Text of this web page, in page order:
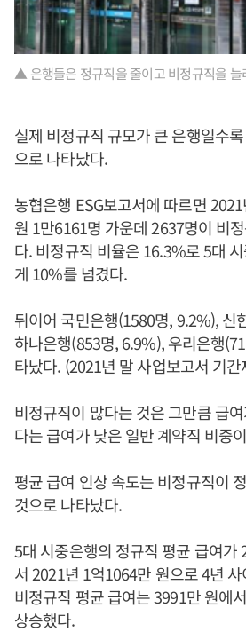
▲ 은행들은 정규직을 줄이고 비정규직을 늘
실제 비정규직 규모가 큰 은행일수
으로 나타났다.
농협은행 ESG보고서에 따르면
원 1만6161명 가운데 2637명이 비
다. 비정규직 비율은 16.3%로 5대
게 10%를 넘겼다.
뒤이어 국민은행(1580명, 9.2%), 신
하나은행(853명, 6.9%), 우리은행
타났다. (2021년 말 사업보고서 기
비정규직이 많다는 것은 그만큼 급
다는 급여가 낮은 일반 계약직 비중
평균 급여 인상 속도는 비정규직이
것으로 나타났다.
5대 시중은행의 정규직 평균 급여가
서 2021년 1억1064만 원으로 4년
비정규직 평균 급여는 3991만 원에
상승했다.